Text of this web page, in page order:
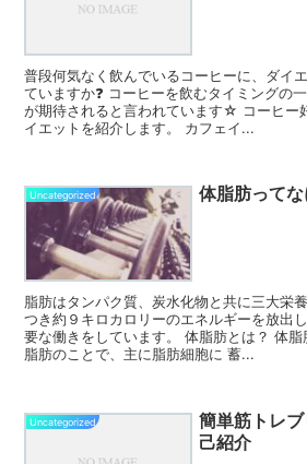
普段何気なく飲んでいるコーヒーに、ダイ
ていますか❓ コーヒーを飲むタイミングの
が期待されると言われています☆ コーヒー
イエットを紹介します。 カフェイ...
Uncategorized 体脂肪ってな
脂肪はタンパク質、炭水化物と共に三大栄
つき約９キロカロリーのエネルギーを放出
要な働きをしています。 体脂肪とは？ 体
脂肪のことで、主に脂肪細胞に 蓄...
Uncategorized
簡単筋トレ
己紹介